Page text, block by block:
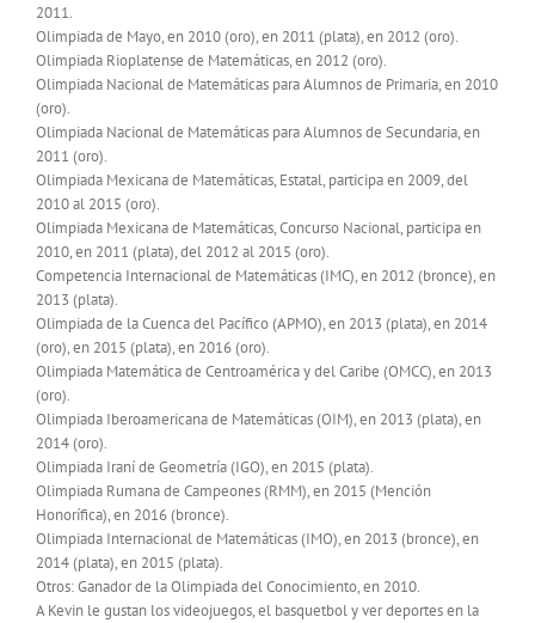
2011.
Olimpiada de Mayo, en 2010 (oro), en 2011 (plata), en 2012 (oro).
Olimpiada Rioplatense de Matemáticas, en 2012 (oro).
Olimpiada Nacional de Matemáticas para Alumnos de Primaria, en 2010
(oro).
Olimpiada Nacional de Matemáticas para Alumnos de Secundaria, en
2011 (oro).
Olimpiada Mexicana de Matemáticas, Estatal, participa en 2009, del
2010 al 2015 (oro).
Olimpiada Mexicana de Matemáticas, Concurso Nacional, participa en
2010, en 2011 (plata), del 2012 al 2015 (oro).
Competencia Internacional de Matemáticas (IMC), en 2012 (bronce), en
2013 (plata).
Olimpiada de la Cuenca del Pacífico (APMO), en 2013 (plata), en 2014
(oro), en 2015 (plata), en 2016 (oro).
Olimpiada Matemática de Centroamérica y del Caribe (OMCC), en 2013
(oro).
Olimpiada Iberoamericana de Matemáticas (OIM), en 2013 (plata), en
2014 (oro).
Olimpiada Iraní de Geometría (IGO), en 2015 (plata).
Olimpiada Rumana de Campeones (RMM), en 2015 (Mención
Honorífica), en 2016 (bronce).
Olimpiada Internacional de Matemáticas (IMO), en 2013 (bronce), en
2014 (plata), en 2015 (plata).
Otros: Ganador de la Olimpiada del Conocimiento, en 2010.
A Kevin le gustan los videojuegos, el basquetbol y ver deportes en la